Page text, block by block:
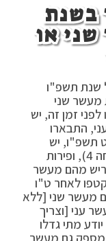
בשנת
או
שנת תשפ"ו
מעשר שני
לפני זמן זה, יש
התבארו
תשפ"ו, יש
להפריש מהם מעשר עני (כמבואר בשלוחה 4), ופירות
מהם מעשר
הדר שנקטפו לאחר ט"ו
מעשר שני [ללא
עני [וצריך
4]. אם אינו יודע מתי גדלו
מספק גם מעשר